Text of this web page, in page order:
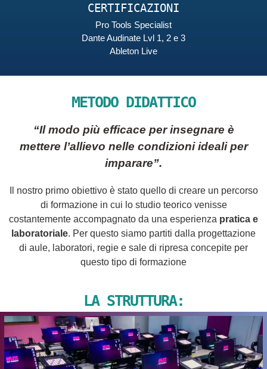
CERTIFICAZIONI
Pro Tools Specialist
Dante Audinate Lvl 1, 2 e 3
Ableton Live
METODO DIDATTICO
“Ilmodo più efficace per insegnare è
mettere l’allievo nelle condizioni ideali per
imparare”.
Il nostro primo obiettivo è stato quello di creare un percorso
di formazione in cui lo studio teorico venisse
costantemente accompagnato da una esperienza pratica e
laboratoriale. Per questo siamo partiti dalla progettazione
di aule, laboratori, regie e sale di ripresa concepite per
questo tipo di formazione
LA STRUTTURA: